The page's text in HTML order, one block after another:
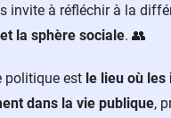
invite à réfléchir à la
la sphère sociale. 👥
politique est le lieu où les
dans la vie publique,